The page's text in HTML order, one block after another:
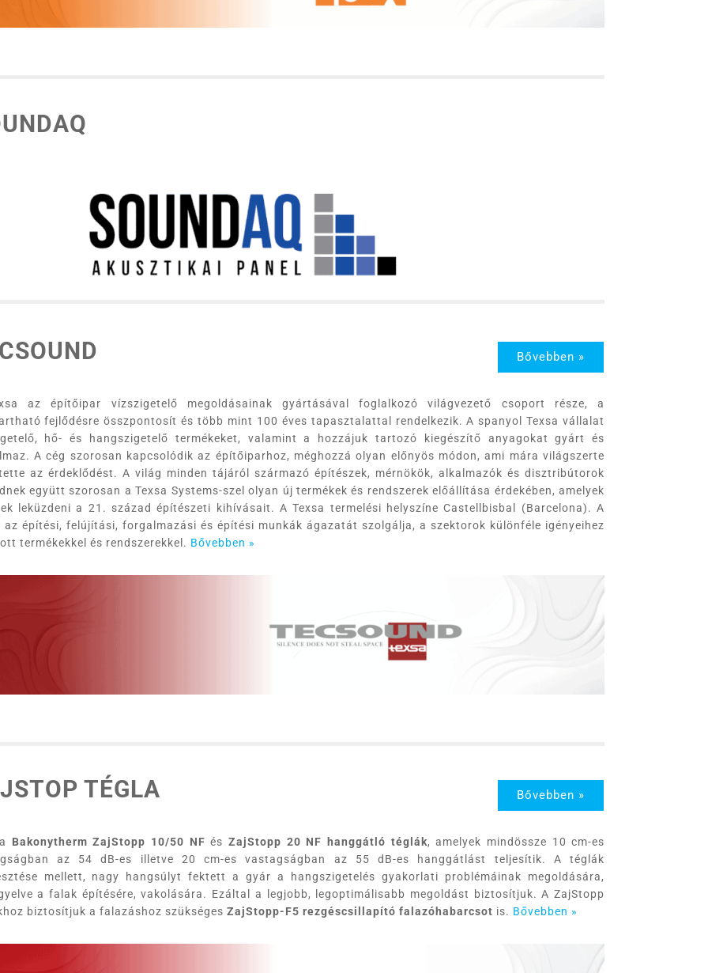
Bővebben »
az építőipar vízszigetelő megoldásainak gyártásával foglalkozó világvezető csoport része, a
fejlődésre összpontosít és több mint 100 éves tapasztalattal rendelkezik. A spanyol Texsa vállalat
hő- és hangszigetelő termékeket, valamint a hozzájuk tartozó kiegészítő anyagokat gyárt és
A cég szorosan kapcsolódik az építőiparhoz, méghozzá olyan előnyös módon, ami mára világszerte
az érdeklődést. A világ minden tájáról származó építészek, mérnökök, alkalmazók és disztribútorok
együtt szorosan a Texsa Systems-szel olyan új termékek és rendszerek előállítása érdekében, amelyek
leküzdeni a 21. század építészeti kihívásait. A Texsa termelési helyszíne Castellbisbal (Barcelona). A
az építési, felújítási, forgalmazási és építési munkák ágazatát szolgálja, a szektorok különféle igényeihez
termékekkel és rendszerekkel. Bővebben »
TÉGLA Bővebben »
Bakonytherm ZajStopp 10/50 NFés ZajStopp 20 NF hanggátló téglák, amelyek mindössze 10 cm-es
az 54 dB-es illetve 20 cm-es vastagságban az 55 dB-es hanggátlást teljesítik. A téglák
mellett, nagy hangsúlyt fektett a gyár a hangszigetelés gyakorlati problémáinak megoldására,
a falak építésére, vakolására. Ezáltal a legjobb, legoptimálisabb megoldást biztosítjuk. A ZajStopp
biztosítjuk a falazáshoz szükséges ZajStopp-F5 rezgéscsillapító falazóhabarcsot is. Bővebben »